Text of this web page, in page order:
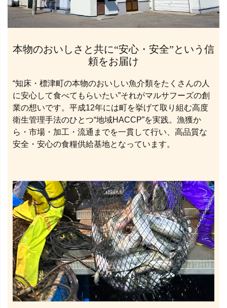
本物のおいしさと共に“安心・安全”という信
頼をお届け
“知床・標津町の本物のおいしい魚介類をたくさんの人
に安心して食べてもらいたい”それがマルサフーズの創
業の想いです。平成12年には町を挙げて取り組む高度
衛生管理手法のひとつ“地域HACCP”を実践。漁獲か
ら・市場・加工・流通までを一貫して行い、高品質な
安全・安心の食糧供給基地となっています。